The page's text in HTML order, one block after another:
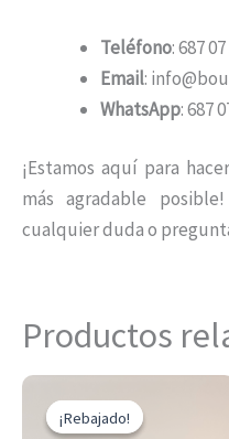
Teléfono: 687
Email:
WhatsApp: 687
¡Estamos aquí para
más agradable
cualquier duda o
Productos
¡Rebajado!
¡Rebajado!
precio
original